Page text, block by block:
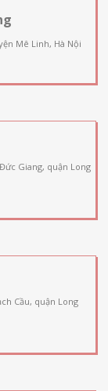
Mê Linh, Hà Nội
Giang, quận Long
Cầu, quận Long